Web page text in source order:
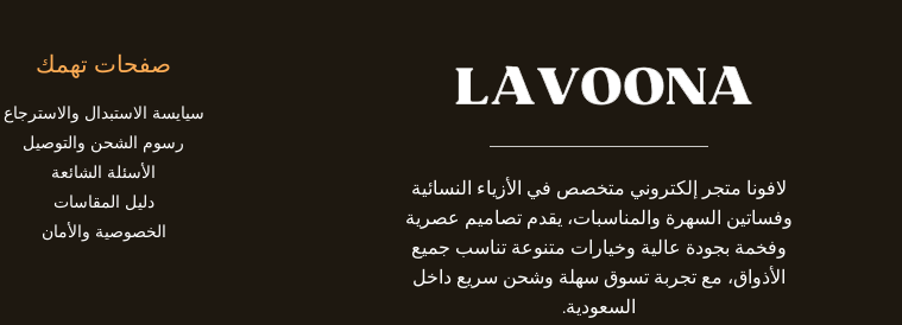
لافونا متجر إلكتروني متخصص في الأزياء النسائية
وفساتين السهرة والمناسبات، يقدم تصاميم عصرية
وفخمة بجودة عالية وخيارات متنوعة تناسب جميع
الأذواق، مع تجربة تسوق سهلة وشحن سريع داخل
السعودية.
صفحات تهمك
سيايسة الاستبدال والاسترجاع
رسوم الشحن والتوصيل
الأسئلة الشائعة
دليل المقاسات
الخصوصية والأمان